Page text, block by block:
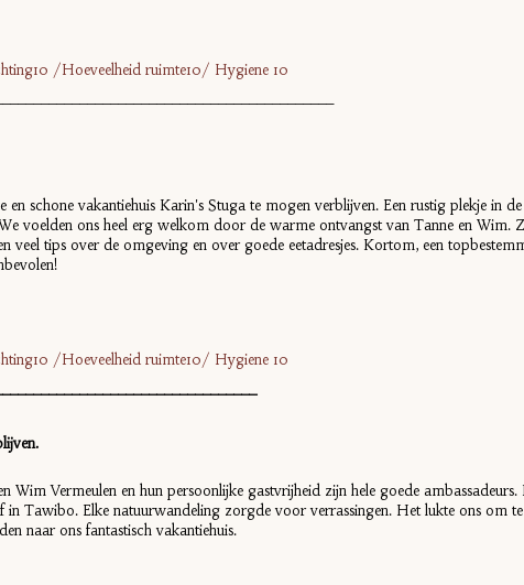
/Hoeveelheid ruimte10/ Hygiene 10
en schone vakantiehuis Karin's Stuga te mogen verblijven. Een rustig plekje in
voelden ons heel erg welkom door de warme ontvangst van Tanne en Wim.
veel tips over de omgeving en over goede eetadresjes. Kortom, een
/Hoeveelheid ruimte10/ Hygiene 10
Wim Vermeulen en hun persoonlijke gastvrijheid zijn hele goede
in Tawibo. Elke natuurwandeling zorgde voor verrassingen. Het lukte ons om
naar ons fantastisch vakantiehuis.